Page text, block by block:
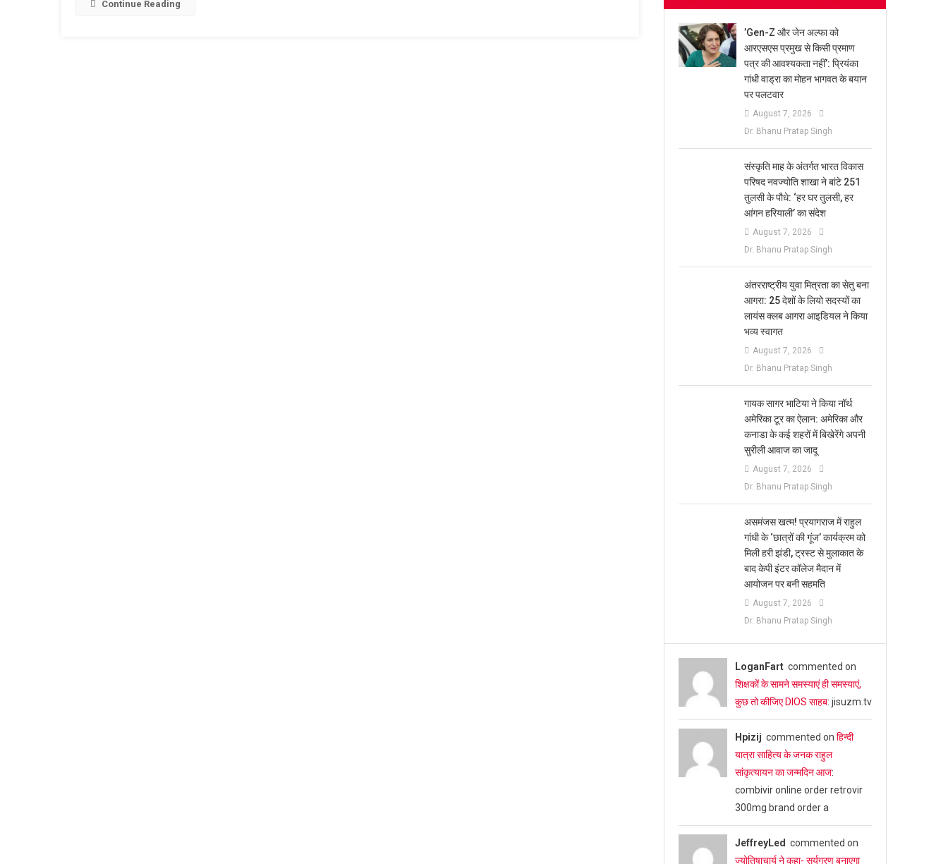
Continue Reading
​’Gen-Z और जेन अल्फा को
आरएसएस प्रमुख से किसी प्रमाण
पत्र की आवश्यकता नहीं’: प्रियंका
गांधी वाड्रा का मोहन भागवत के बयान
पर पलटवार
August 7, 2026
Dr. Bhanu Pratap Singh
संस्कृति माह के अंतर्गत भारत विकास
परिषद नवज्योति शाखा ने बांटे 251
तुलसी के पौधे: ‘हर घर तुलसी, हर
आंगन हरियाली’ का संदेश
August 7, 2026
Dr. Bhanu Pratap Singh
अंतरराष्ट्रीय युवा मित्रता का सेतु बना
आगरा: 25 देशों के लियो सदस्यों का
लायंस क्लब आगरा आइडियल ने किया
भव्य स्वागत
August 7, 2026
Dr. Bhanu Pratap Singh
गायक सागर भाटिया ने किया नॉर्थ
अमेरिका टूर का ऐलान: अमेरिका और
कनाडा के कई शहरों में बिखेरेंगे अपनी
सुरीली आवाज का जादू
August 7, 2026
Dr. Bhanu Pratap Singh
असमंजस खत्म! प्रयागराज में राहुल
गांधी के ‘छात्रों की गूंज’ कार्यक्रम को
मिली हरी झंडी, ट्रस्ट से मुलाकात के
बाद केपी इंटर कॉलेज मैदान में
आयोजन पर बनी सहमति
August 7, 2026
Dr. Bhanu Pratap Singh
LoganFartcommented on
शिक्षकों के सामने समस्याएं ही समस्याएं,
कुछ तो कीजिए DIOS साहब: jisuzm.tv
Hpizij commented on हिन्दी
यात्रा साहित्य के जनक राहुल
सांकृत्यायन का जन्‍मदिन आज:
combivir online order retrovir
300mg brand order a
JeffreyLed commented on
ज्योतिषाचार्य ने कहा- सूर्यग्रण बनाएगा